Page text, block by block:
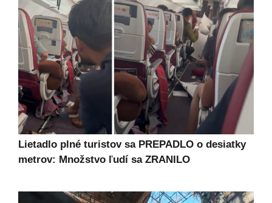
Lietadlo plné turistov sa PREPADLO o desiatky
metrov: Množstvo ľudí sa ZRANILO